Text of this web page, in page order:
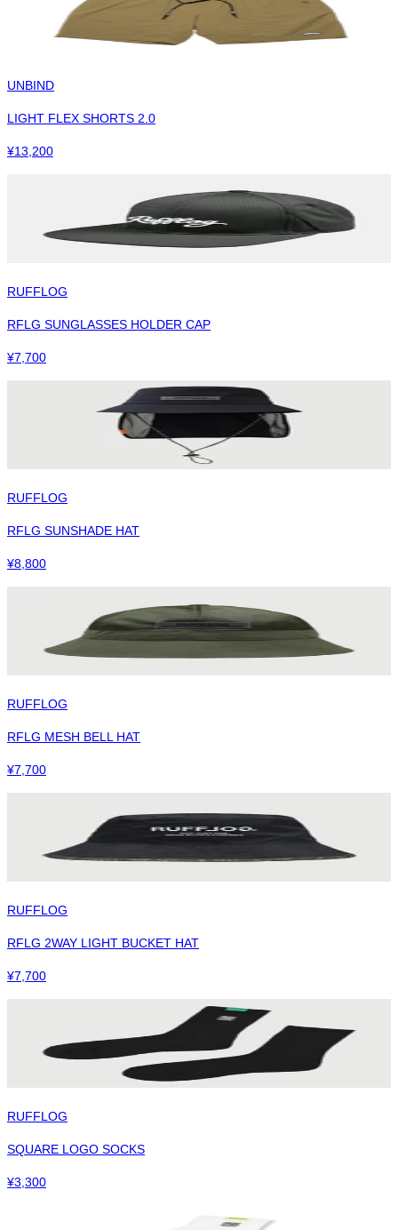
UNBIND
LIGHT FLEX SHORTS 2.0
¥13,200
RUFFLOG
RFLG SUNGLASSES HOLDER CAP
¥7,700
RUFFLOG
RFLG SUNSHADE HAT
¥8,800
RUFFLOG
RFLG MESH BELL HAT
¥7,700
RUFFLOG
RFLG 2WAY LIGHT BUCKET HAT
¥7,700
RUFFLOG
SQUARE LOGO SOCKS
¥3,300